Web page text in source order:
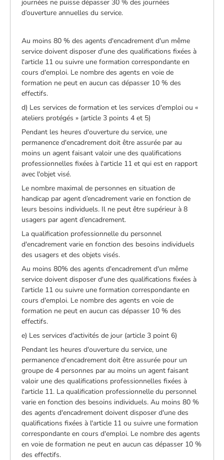
journées ne puisse dépasser 30 % des journées
d’ouverture annuelles du service.
Au moins 80 % des agents d'encadrement d'un même
service doivent disposer d'une des qualifications fixées à
l'article 11 ou suivre une formation correspondante en
cours d'emploi. Le nombre des agents en voie de
formation ne peut en aucun cas dépasser 10 % des
effectifs.
d) Les services de formation et les services d'emploi ou «
ateliers protégés » (article 3 points 4 et 5)
Pendant les heures d'ouverture du service, une
permanence d'encadrement doit être assurée par au
moins un agent faisant valoir une des qualifications
professionnelles fixées à l'article 11 et qui est en rapport
avec l'objet visé.
Le nombre maximal de personnes en situation de
handicap par agent d’encadrement varie en fonction de
leurs besoins individuels. Il ne peut être supérieur à 8
usagers par agent d’encadrement.
La qualification professionnelle du personnel
d'encadrement varie en fonction des besoins individuels
des usagers et des objets visés.
Au moins 80% des agents d'encadrement d'un même
service doivent disposer d'une des qualifications fixées à
l'article 11 ou suivre une formation correspondante en
cours d'emploi. Le nombre des agents en voie de
formation ne peut en aucun cas dépasser 10 % des
effectifs.
e) Les services d'activités de jour (article 3 point 6)
Pendant les heures d'ouverture du service, une
permanence d'encadrement doit être assurée pour un
groupe de 4 personnes par au moins un agent faisant
valoir une des qualifications professionnelles fixées à
l'article 11. La qualification professionnelle du personnel
varie en fonction des besoins individuels. Au moins 80 %
des agents d'encadrement doivent disposer d'une des
qualifications fixées à l'article 11 ou suivre une formation
correspondante en cours d'emploi. Le nombre des agents
en voie de formation ne peut en aucun cas dépasser 10 %
des effectifs.